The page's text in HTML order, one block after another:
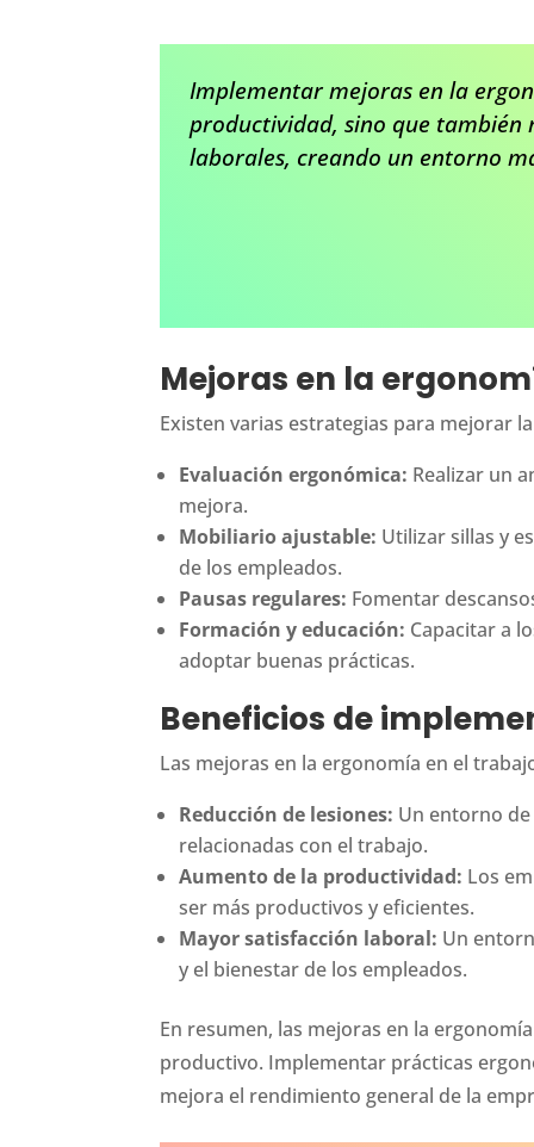
Implementar mejoras en la
productividad, sino que también
laborales, creando un entorno
Mejoras en la
Existen varias estrategias para mejorar
Evaluación ergonómica: Realizar un
mejora.
Mobiliario ajustable: Utilizar sillas y
de los empleados.
Pausas regulares: Fomentar
Formación y educación: Capacitar a
adoptar buenas prácticas.
Beneficios de
Las mejoras en la ergonomía en el
Reducción de lesiones: Un entorno
relacionadas con el trabajo.
Aumento de la productividad: Los
ser más productivos y eficientes.
Mayor satisfacción laboral: Un
y el bienestar de los empleados.
En resumen, las mejoras en la
productivo. Implementar prácticas
mejora el rendimiento general de la